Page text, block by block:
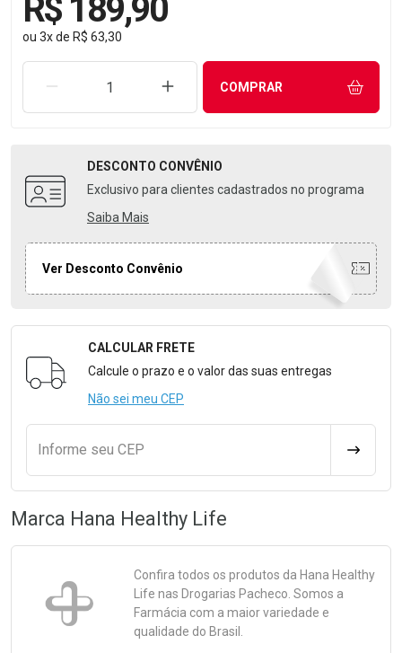
R$ 189,90
ou 3xde R$ 63,30
REMOVER UMA UNIDADEAUMENTAR UMA UNIDADE
COMPRAR
DESCONTO CONVÊNIO
Exclusivo para clientes cadastrados no programa
Saiba Mais
Ver Desconto Convênio
Formulário para Calcular o Frete
CALCULAR FRETE
Calcule o prazo e o valor das suas entregas
Não sei meu CEP
Informe seu CEP
Marca Hana Healthy Life
Confira todos os produtos da Hana Healthy
Life nas Drogarias Pacheco. Somos a
Farmácia com a maior variedade e
qualidade do Brasil.